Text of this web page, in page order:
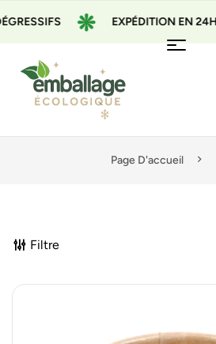
EXPÉDITION EN 24H
Page D'accueil
Filtre